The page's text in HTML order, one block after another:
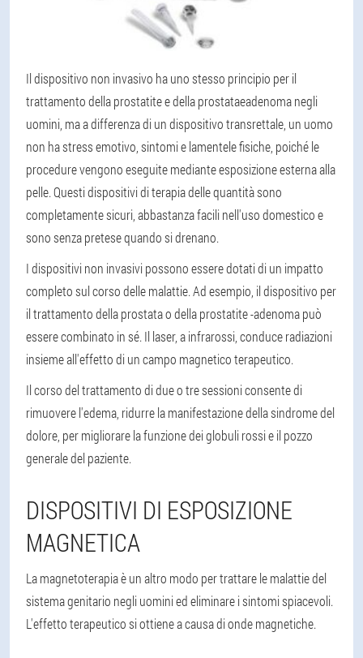
Il dispositivo non invasivo ha uno stesso principio per il
trattamento della prostatite e della prostataeadenoma negli
uomini, ma a differenza di un dispositivo transrettale, un uomo
non ha stress emotivo, sintomi e lamentele fisiche, poiché le
procedure vengono eseguite mediante esposizione esterna alla
pelle. Questi dispositivi di terapia delle quantità sono
completamente sicuri, abbastanza facili nell'uso domestico e
sono senza pretese quando si drenano.
I dispositivi non invasivi possono essere dotati di un impatto
completo sul corso delle malattie. Ad esempio, il dispositivo per
il trattamento della prostata o della prostatite -adenoma può
essere combinato in sé. Il laser, a infrarossi, conduce radiazioni
insieme all'effetto di un campo magnetico terapeutico.
Il corso del trattamento di due o tre sessioni consente di
rimuovere l'edema, ridurre la manifestazione della sindrome del
dolore, per migliorare la funzione dei globuli rossi e il pozzo
generale del paziente.
DISPOSITIVI DI ESPOSIZIONE
MAGNETICA
La magnetoterapia è un altro modo per trattare le malattie del
sistema genitario negli uomini ed eliminare i sintomi spiacevoli.
L'effetto terapeutico si ottiene a causa di onde magnetiche.